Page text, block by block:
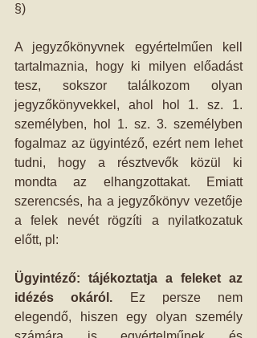
§)
A jegyzőkönyvnek egyértelműen kell
tartalmaznia, hogy ki milyen előadást
tesz, sokszor találkozom olyan
jegyzőkönyvekkel, ahol hol 1. sz. 1.
személyben, hol 1. sz. 3. személyben
fogalmaz az ügyintéző, ezért nem lehet
tudni, hogy a résztvevők közül ki
mondta az elhangzottakat. Emiatt
szerencsés, ha a jegyzőkönyv vezetője
a felek nevét rögzíti a nyilatkozatuk
előtt, pl:
Ügyintéző: tájékoztatja a feleket az
idézés okáról. Ez persze nem
elegendő, hiszen egy olyan személy